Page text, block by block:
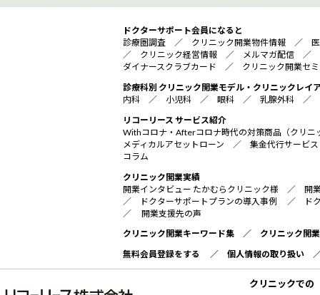
ドクターサポート会員になると
診療圏調査 ／ クリニック開業物件情報 ／
／ クリニック経営情報 ／ メルマガ配信 ／
ダイナースクラブカード ／ クリニック開業セ
診療科別 クリニック開業モデル・クリニックレイ
内科 ／ 小児科 ／ 眼科 ／ 乳腺外科 ／
リコーリース サービス紹介
Withコロナ・Afterコロナ時代の対策商品（クリニ
メディカルアセットローン ／ 集金代行サービス
コラム
クリニック開業実績
開業インタビュー たかむらクリニック様 ／ 開
／
ドクターサポートプランの導入事例 ／
ド
／ 開業支援先の声
クリニック開業キーワード集 ／ クリニック開
無料会員登録をする
／ 個人情報の取り扱い
クリニックでの